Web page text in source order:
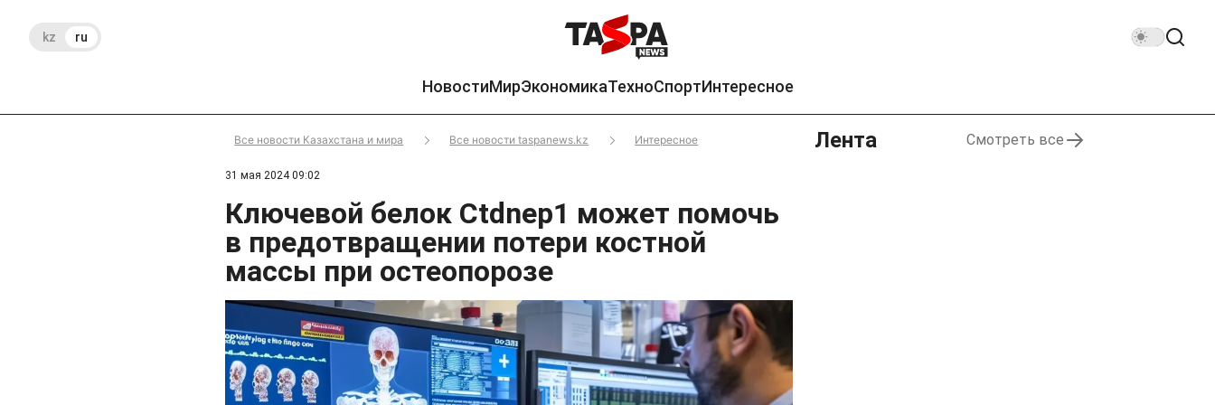
kz ru
НовостиМирЭкономикаТехноСпортИнтересное
Все новости Казахстана и мира Все новости taspanews.kz Интересное
31 мая 2024 09:02
Ключевой белок Ctdnep1 может помочь
в предотвращении потери костной
массы при остеопорозе
Лента Смотреть все